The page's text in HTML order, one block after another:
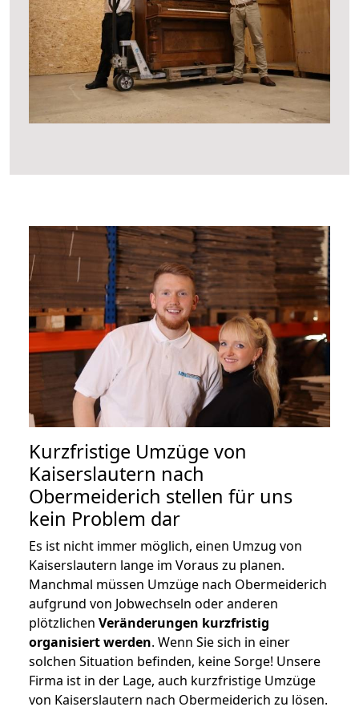
Kurzfristige Umzüge von
Kaiserslautern nach
Obermeiderich stellen für uns
kein Problem dar
Es ist nicht immer möglich, einen Umzug von
Kaiserslautern lange im Voraus zu planen.
Manchmal müssen Umzüge nach Obermeiderich
aufgrund von Jobwechseln oder anderen
plötzlichen Veränderungen kurzfristig
organisiert werden. Wenn Sie sich in einer
solchen Situation befinden, keine Sorge! Unsere
Firma ist in der Lage, auch kurzfristige Umzüge
von Kaiserslautern nach Obermeiderich zu lösen.